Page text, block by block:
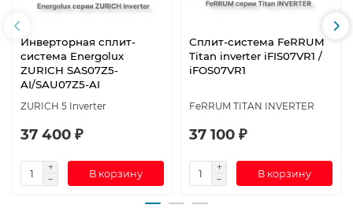
Инверторная сплит-
система Energolux
ZURICH SAS07Z5-
AI/SAU07Z5-AI
ZURICH 5 Inverter
37 400 ₽
В корзину
Сплит-система FeRRUM
Titan inverter iFIS07VR1 /
iFOS07VR1
FeRRUM TITAN INVERTER
37 100 ₽
В корзину